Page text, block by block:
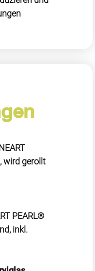
wird gerollt
PEARL®
inkl.